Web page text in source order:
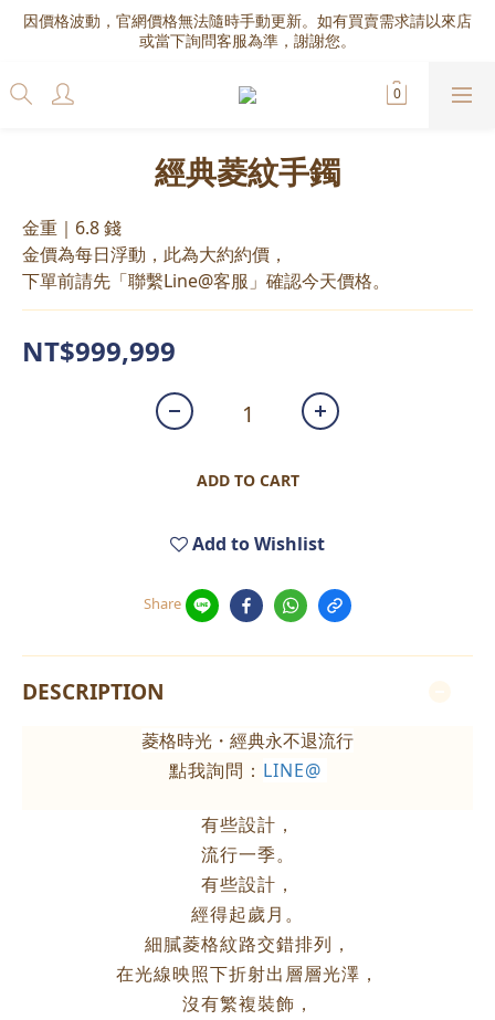
因價格波動，官網價格無法隨時手動更新。如有買賣需求請以來店
或當下詢問客服為準，謝謝您。
經典菱紋手鐲
金重｜6.8 錢
金價為每日浮動，此為大約約價，
下單前請先「聯繫Line@客服」確認今天價格。
NT$999,999
ADD TO CART
Add to Wishlist
Share
DESCRIPTION
菱格時光・經典永不退流行
點我詢問： LINE@
有些設計，
流行一季。
有些設計，
經得起歲月。
細膩菱格紋路交錯排列，
在光線映照下折射出層層光澤，
沒有繁複裝飾，